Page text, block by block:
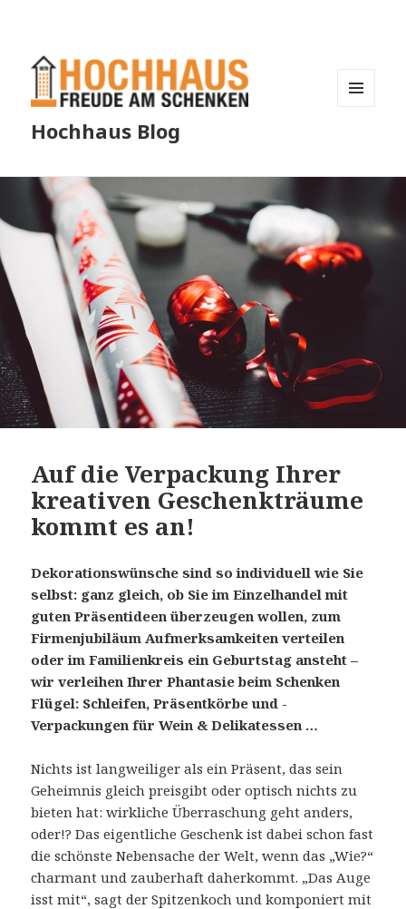
Hochhaus Blog
Auf die Verpackung Ihrer
kreativen Geschenkträume
kommt es an!
Dekorationswünsche sind so individuell wie Sie
selbst: ganz gleich, ob Sie im Einzelhandel mit
guten Präsentideen überzeugen wollen, zum
Firmenjubiläum Aufmerksamkeiten verteilen
oder im Familienkreis ein Geburtstag ansteht –
wir verleihen Ihrer Phantasie beim Schenken
Flügel: Schleifen, Präsentkörbe und -
Verpackungen für Wein & Delikatessen …
Nichts ist langweiliger als ein Präsent, das sein
Geheimnis gleich preisgibt oder optisch nichts zu
bieten hat: wirkliche Überraschung geht anders,
oder!? Das eigentliche Geschenk ist dabei schon fast
die schönste Nebensache der Welt, wenn das „Wie?“
charmant und zauberhaft daherkommt. „Das Auge
isst mit“, sagt der Spitzenkoch und komponiert mit